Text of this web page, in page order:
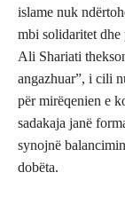
islame nuk
mbi solidaritet
Ali Shariati
angazhuar”, i cili
për mirëqenien e
sadakaja janë
synojnë
dobëta.